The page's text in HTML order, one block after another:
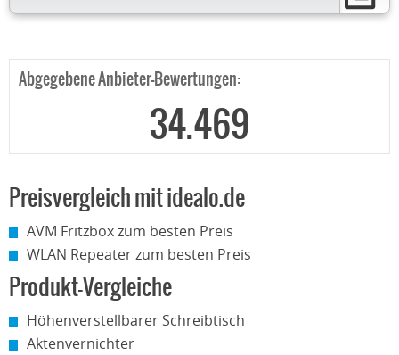
Abgegebene Anbieter-Bewertungen:
34.469
Preisvergleich mit idealo.de
AVM Fritzbox zum besten Preis
WLAN Repeater zum besten Preis
Produkt-Vergleiche
Höhenverstellbarer Schreibtisch
Aktenvernichter